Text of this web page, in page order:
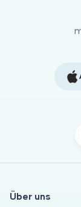
Über uns